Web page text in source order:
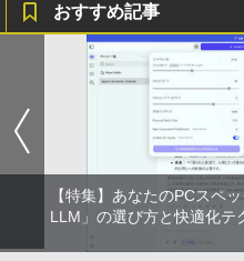
おすすめ記事
【特集】あなたのPCスペ
LLM」の選び方と快適化テ